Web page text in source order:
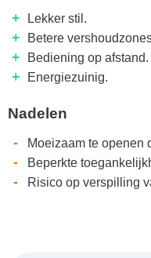
+ Lekker stil.
+ Betere
+ Bediening op afstand.
+ Energiezuinig.
Nadelen
- Moeizaam te openen
- Beperkte
- Risico op verspilling